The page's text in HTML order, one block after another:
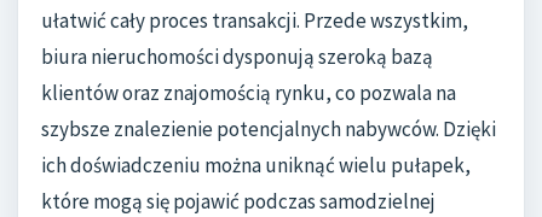
ułatwić cały proces transakcji. Przede wszystkim,
biura nieruchomości dysponują szeroką bazą
klientów oraz znajomością rynku, co pozwala na
szybsze znalezienie potencjalnych nabywców. Dzięki
ich doświadczeniu można uniknąć wielu pułapek,
które mogą się pojawić podczas samodzielnej